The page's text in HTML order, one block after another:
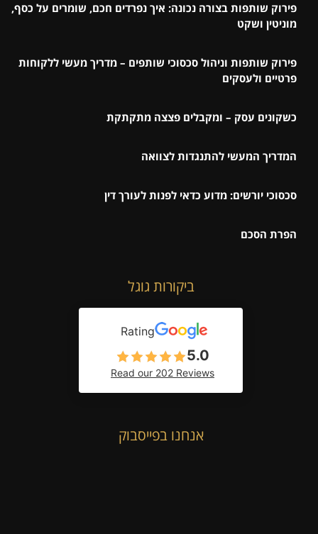
פירוק שותפות בצורה נכונה: איך נפרדים חכם, שומרים על כסף,
מוניטין ושקט
פירוק שותפות וניהול סכסוכי שותפים – מדריך מעשי ללקוחות
פרטיים ולעסקים
כשקונים עסק – ומקבלים פצצה מתקתקת
המדריך המעשי להתנגדות לצוואה
סכסוכי יורשים: מדוע כדאי לפנות לעורך דין
הפרת הסכם
ביקורות גוגל
Rating
5.0
Read our 202 Reviews
אנחנו בפייסבוק